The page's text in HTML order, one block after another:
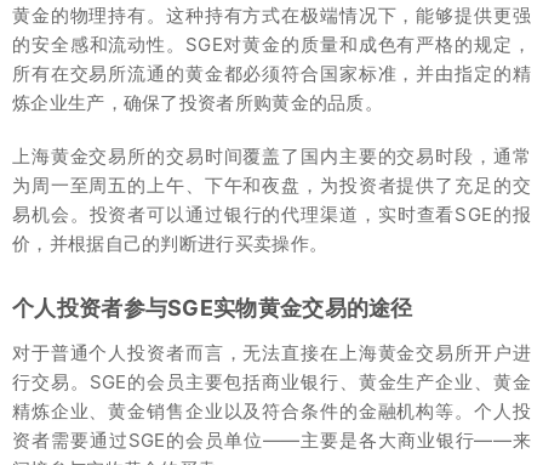
黄金的物理持有。这种持有方式在极端情况下，能够提供更强
的安全感和流动性。SGE对黄金的质量和成色有严格的规定，
所有在交易所流通的黄金都必须符合国家标准，并由指定的精
炼企业生产，确保了投资者所购黄金的品质。
上海黄金交易所的交易时间覆盖了国内主要的交易时段，通常
为周一至周五的上午、下午和夜盘，为投资者提供了充足的交
易机会。投资者可以通过银行的代理渠道，实时查看SGE的报
价，并根据自己的判断进行买卖操作。
个人投资者参与SGE实物黄金交易的途径
对于普通个人投资者而言，无法直接在上海黄金交易所开户进
行交易。SGE的会员主要包括商业银行、黄金生产企业、黄金
精炼企业、黄金销售企业以及符合条件的金融机构等。个人投
资者需要通过SGE的会员单位——主要是各大商业银行——来